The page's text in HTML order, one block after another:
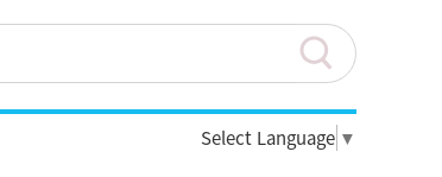
Select Language ▼